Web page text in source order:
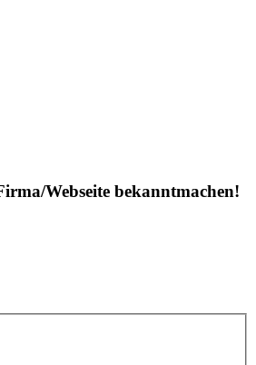
Webseite bekanntmachen!